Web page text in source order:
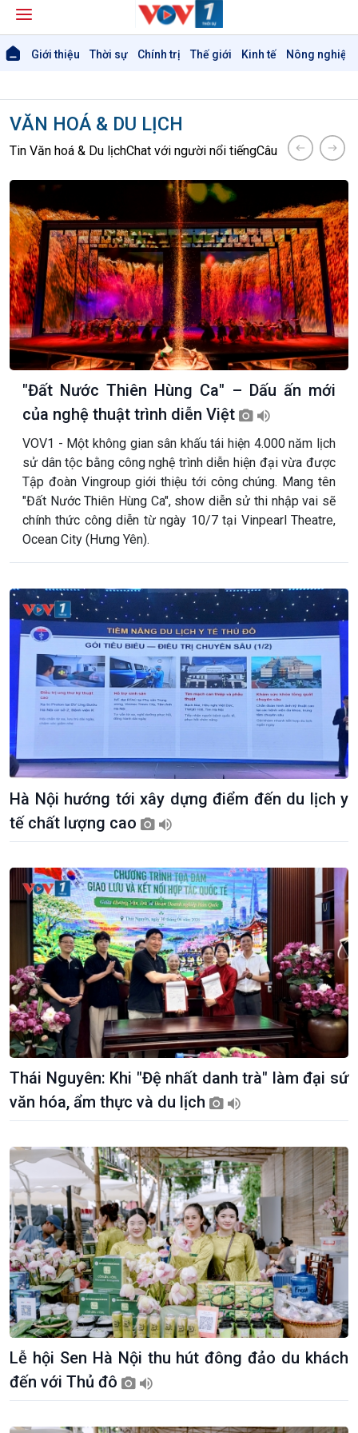
Giới thiệu Thời sự Chính trị Thế giới Kinh tế Nông nghiệp
Giới thiệu
Thời sự
Thời sự 12h
Thời sự 21h30
Bản tin
Chuyên mục
Theo dòng Thời sự
VĂN HOÁ & DU LỊCH
Tin Văn hoá & Du lịchChat với người nổi tiếngCâu chuyện Thể
"Đất Nước Thiên Hùng Ca" – Dấu ấn mới
của nghệ thuật trình diễn Việt
VOV1 - Một không gian sân khấu tái hiện 4.000 năm lịch
sử dân tộc bằng công nghệ trình diễn hiện đại vừa được
Tập đoàn Vingroup giới thiệu tới công chúng. Mang tên
"Đất Nước Thiên Hùng Ca", show diễn sử thi nhập vai sẽ
chính thức công diễn từ ngày 10/7 tại Vinpearl Theatre,
Ocean City (Hưng Yên).
Hà Nội hướng tới xây dựng điểm đến du lịch y
tế chất lượng cao
Thái Nguyên: Khi "Đệ nhất danh trà" làm đại sứ
văn hóa, ẩm thực và du lịch
Lễ hội Sen Hà Nội thu hút đông đảo du khách
đến với Thủ đô